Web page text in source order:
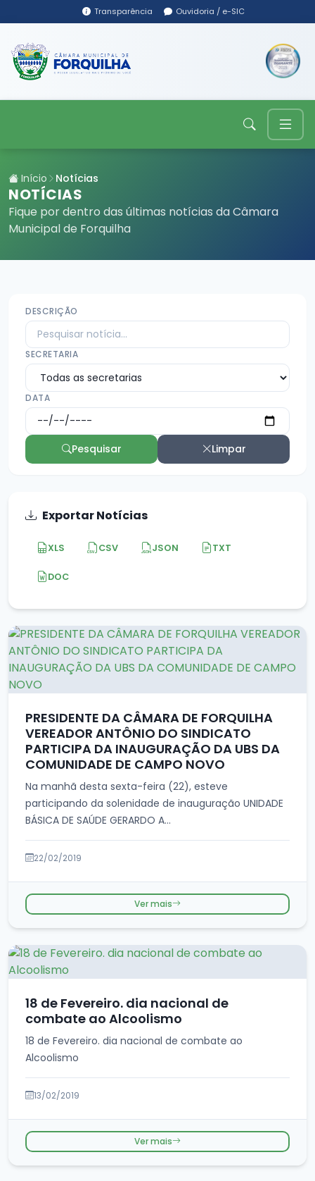
Transparência Ouvidoria / e-SIC
Início Notícias
NOTÍCIAS
Fique por dentro das últimas notícias da Câmara
Municipal de Forquilha
DESCRIÇÃO
SECRETARIA
DATA
Pesquisar Limpar
Exportar Notícias
XLS CSV JSON TXT
DOC
PRESIDENTE DA CÂMARA DE FORQUILHA
VEREADOR ANTÔNIO DO SINDICATO
PARTICIPA DA INAUGURAÇÃO DA UBS DA
COMUNIDADE DE CAMPO NOVO
Na manhã desta sexta-feira (22), esteve
participando da solenidade de inauguração UNIDADE
BÁSICA DE SAÚDE GERARDO A...
22/02/2019
Ver mais
18 de Fevereiro. dia nacional de
combate ao Alcoolismo
18 de Fevereiro. dia nacional de combate ao
Alcoolismo
13/02/2019
Ver mais